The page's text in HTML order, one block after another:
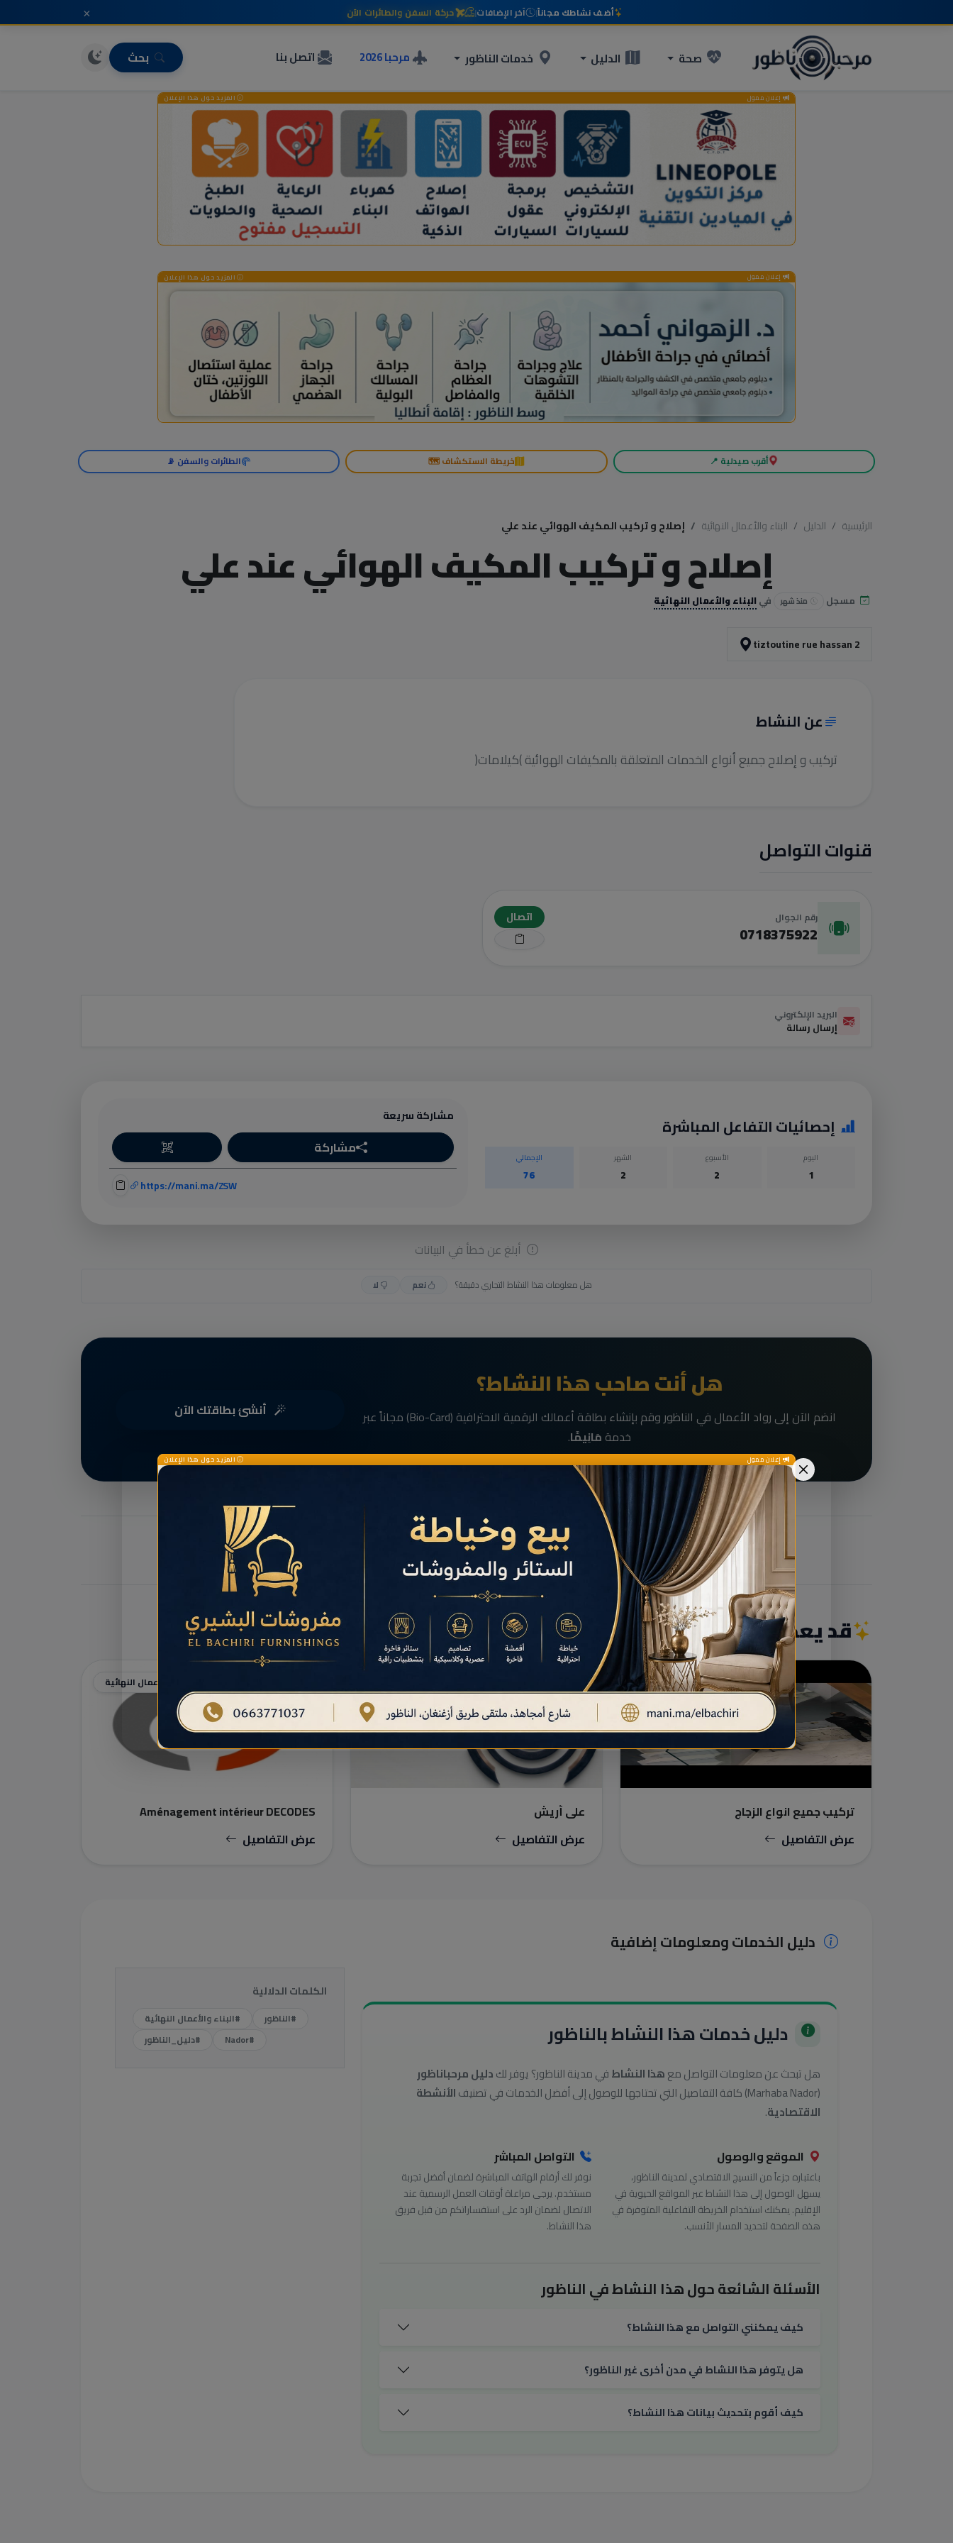
أضف نشاطك مجاناً| آخر الإضافات| حركة السفن والطائرات الآن ×
صحة الدليل خدمات الناظور مرحبا 2026 اتصل بنا بحث
إعلان ممول المزيد حول هذا الإعلان
إعلان ممول المزيد حول هذا الإعلان
أقرب صيدلية 📍 خريطة الاستكشاف 🗺️ الطائرات والسفن 📡
الرئيسية الدليل البناء والأعمال النهائية إصلاح و تركيب المكيف الهوائي عند علي
إصلاح و تركيب المكيف الهوائي عند علي
مسجل منذ شهر فيالبناء والأعمال النهائية
tiztoutine rue hassan 2
عن النشاط
تركيب و إصلاح جميع أنواع الخدمات المتعلقة بالمكيفات الهوائية )كيلامات(
قنوات التواصل
رقم الجوال
0718375922
اتصال
البريد الإلكتروني
إرسال رسالة
إحصائيات التفاعل المباشرة
اليوم
1
الأسبوع
2
الشهر
2
الإجمالي
76
مشاركة سريعة
مشاركة
https://mani.ma/ZSW
أبلغ عن خطأ في البيانات
هل معلومات هذا النشاط التجاري دقيقة؟ نعم لا
هل أنت صاحب هذا النشاط؟
انضم الآن إلى رواد الأعمال في الناظور وقم بإنشاء بطاقة أعمالك الرقمية الاحترافية (Bio-Card) مجاناً عبر
خدمة مَانِيمَّا.
أنشئ بطاقتك الآن
قد يعجبك أيضاً
البناء والأعمال النهائية
تركيب جميع انواع الزجاج
عرض التفاصيل
علي أريش
عرض التفاصيل
البناء والأعمال النهائية
Aménagement intérieur DECODES
عرض التفاصيل
دليل الخدمات ومعلومات إضافية
دليل خدمات هذا النشاط بالناظور
هل تبحث عن معلومات التواصل معهذا النشاطفي مدينة الناظور؟ يوفر لكدليل مرحباناظور
(Marhaba Nador) كافة التفاصيل التي تحتاجها للوصول إلى أفضل الخدمات في تصنيف
الأنشطة
الاقتصادية.
الموقع والوصول
باعتباره جزءاً من النسيج الاقتصادي لمدينة الناظور،
يسهل الوصول إلى هذا النشاط عبر المواقع الحيوية في
الإقليم. يمكنك استخدام الخريطة التفاعلية المتوفرة في
هذه الصفحة لتحديد المسار الأنسب.
التواصل المباشر
نوفر لك أرقام الهاتف المباشرة لضمان أفضل تجربة
مستخدم. يرجى مراعاة أوقات العمل الرسمية عند
الاتصال لضمان الرد على استفساراتكم من قبل فريق
هذا النشاط.
الأسئلة الشائعة حول هذا النشاط في الناظور
كيف يمكنني التواصل مع هذا النشاط؟
هل يتوفر هذا النشاط في مدن أخرى غير الناظور؟
كيف أقوم بتحديث بيانات هذا النشاط؟
الكلمات الدلالية
#الناظور
#البناء والأعمال النهائية
#Nador
#دليل_الناظور
إعلان ممول المزيد حول هذا الإعلان